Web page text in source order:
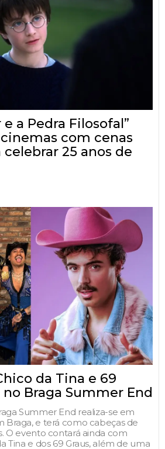
a Pedra Filosofal”
com cenas
25 anos de
da Tina e 69
Braga Summer End
Summer End realiza-se em
Braga, e terá como cabeças de
O evento contará ainda com
Tina e dos 69 Graus, além de uma